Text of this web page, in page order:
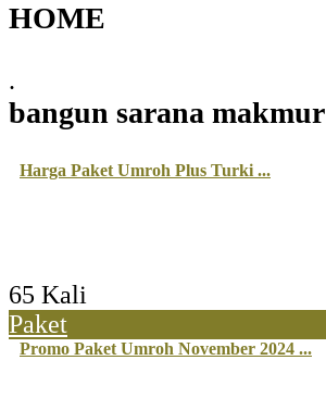
HOME
.
bangun sarana makmur
Harga Paket Umroh Plus Turki ...
65 Kali
Paket
Promo Paket Umroh November 2024 ...